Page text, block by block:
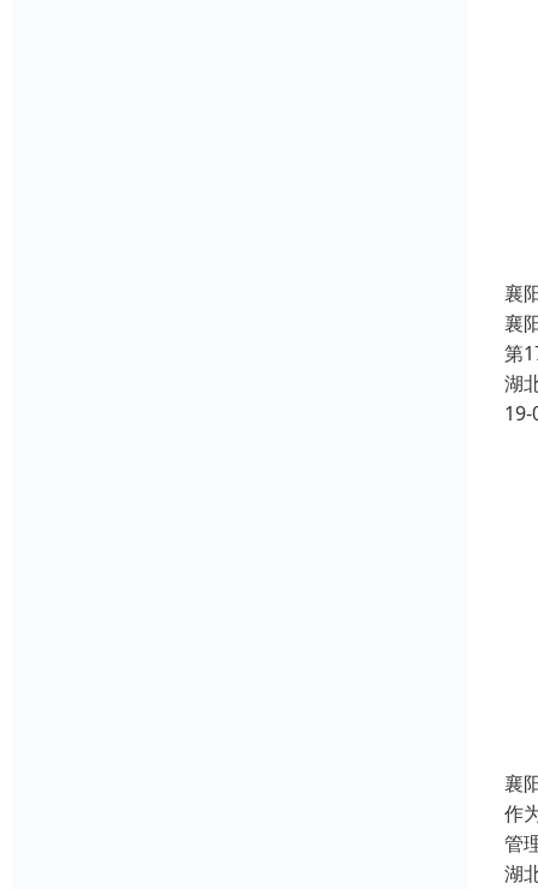
襄
襄
第
湖
19-
襄
作
管
湖